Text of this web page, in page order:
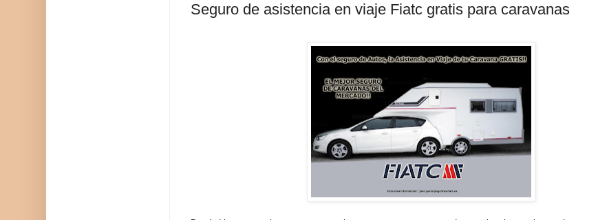
Seguro de asistencia en viaje Fiatc gratis para caravanas